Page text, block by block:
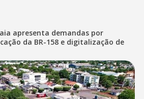
apresenta demandas por
da BR-158 e digitalização de